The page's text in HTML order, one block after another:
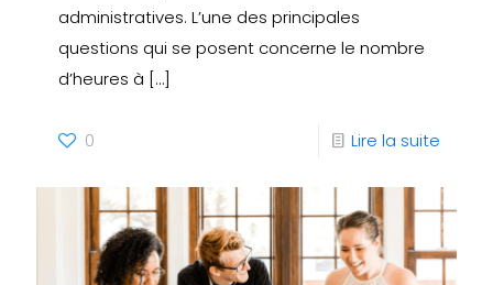
administratives. L’une des principales
questions qui se posent concerne le nombre
d’heures à […]
0 Lire la suite